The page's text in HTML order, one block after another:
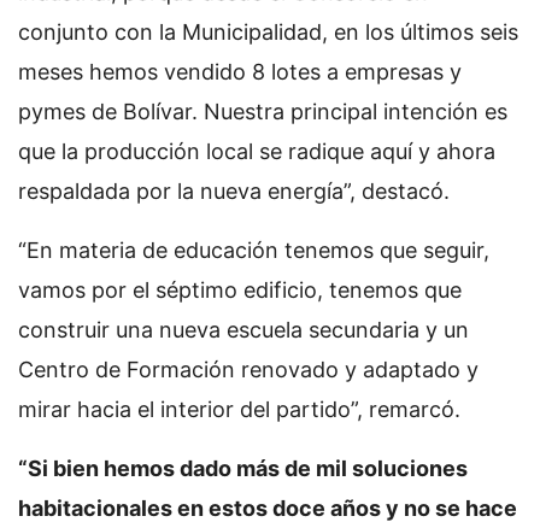
conjunto con la Municipalidad, en los últimos seis
meses hemos vendido 8 lotes a empresas y
pymes de Bolívar. Nuestra principal intención es
que la producción local se radique aquí y ahora
respaldada por la nueva energía”, destacó.
“En materia de educación tenemos que seguir,
vamos por el séptimo edificio, tenemos que
construir una nueva escuela secundaria y un
Centro de Formación renovado y adaptado y
mirar hacia el interior del partido”, remarcó.
“Si bien hemos dado más de mil soluciones
habitacionales en estos doce años y no se hace